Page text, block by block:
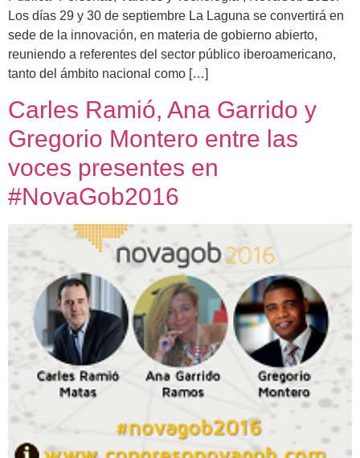
Los días 29 y 30 de septiembre La Laguna se convertirá en
sede de la innovación, en materia de gobierno abierto,
reuniendo a referentes del sector público iberoamericano,
tanto del ámbito nacional como […]
Carles Ramió, Ana Garrido y
Gregorio Montero entre las
voces presentes en
#NovaGob2016